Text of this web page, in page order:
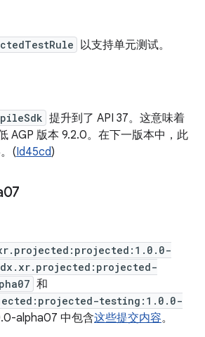
以支持单元测试。
提升到了 API 37。这意味着
AGP 版本 9.2.0。在下一版本中，此
(Id45cd)
和
testing:1.0.0-
alpha07 中包含这些提交内容。